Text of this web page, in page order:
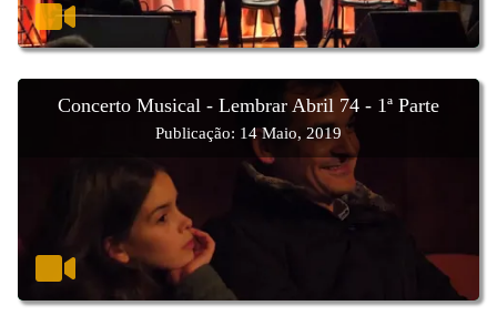
Concerto Musical - Lembrar Abril 74 - 1ª Parte
Publicação: 14 Maio, 2019